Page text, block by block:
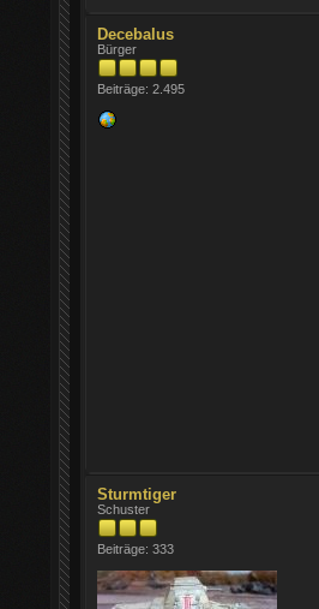
Decebalus
Bürger
Beiträge: 2.495
Sturmtiger
Schuster
Beiträge: 333